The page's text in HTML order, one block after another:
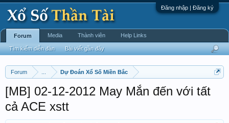
Đăng nhập | Đăng ký
Forum Dự Đoán Xổ Số Miền Bắc
[MB] 02-12-2012 May Mắn đến với tất
cả ACE xstt
Forum
Tìm kiếm diễn đàn Bài viết gần đây
Media Thành viên Help Links